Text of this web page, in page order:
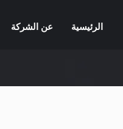
الرئيسية عن الشركة